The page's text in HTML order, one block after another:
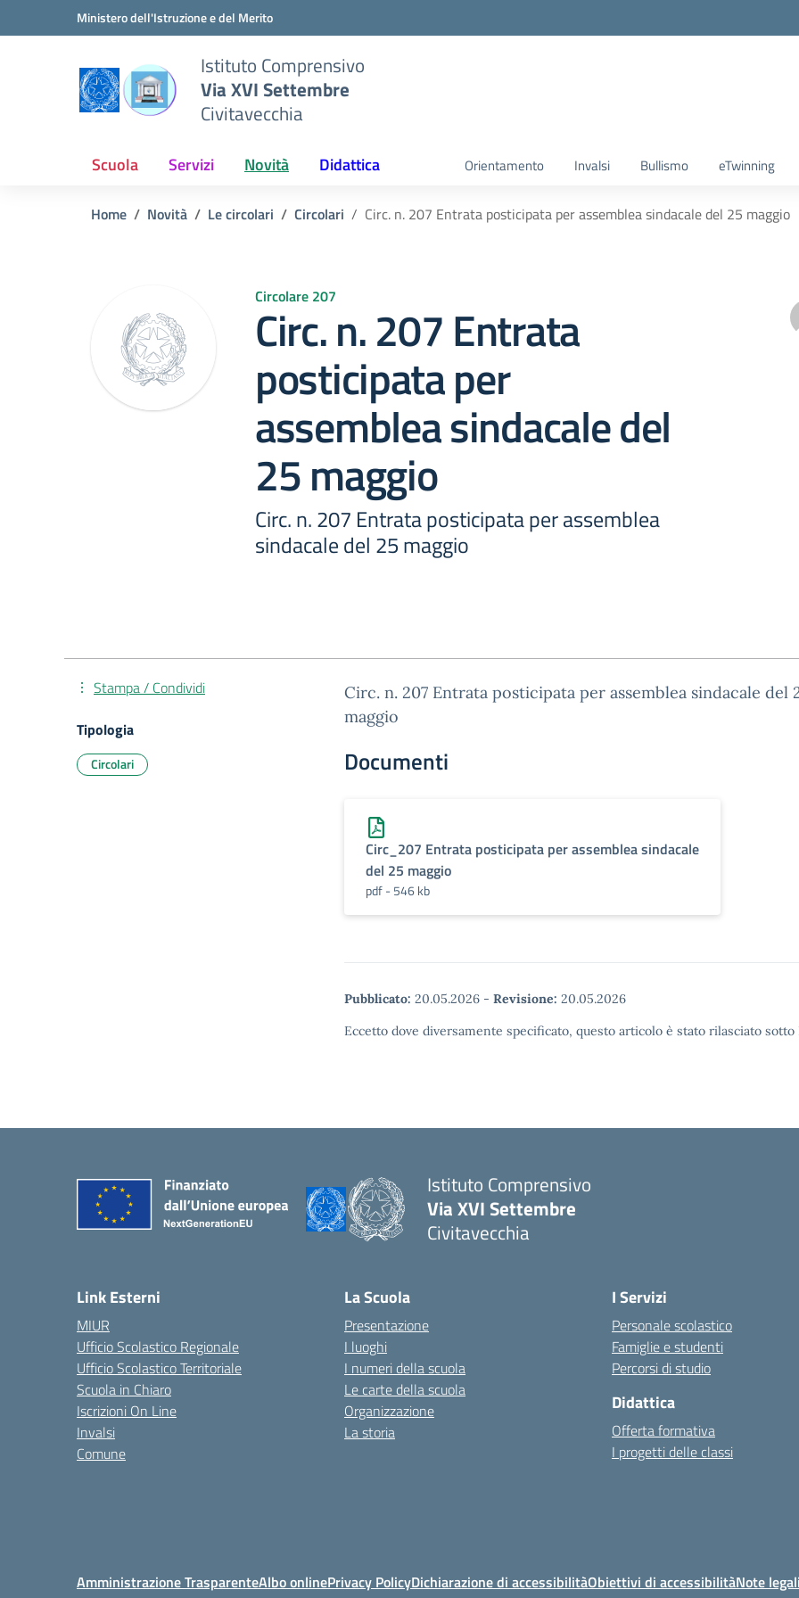
Vai ai contenuti
Vai al menu di navigazioneMinistero dell'Istruzione e del Merito
Istituto Comprensivo
Via XVI Settembre
Civitavecchia
Scuola Servizi Novità Didattica Orientamento Invalsi Bullismo eTwinning
Home Novità Le circolari Circolari Circ. n. 207 Entrata posticipata per assemblea sindacale del 25 maggio
Circolare 207
Circ. n. 207 Entrata
posticipata per
assemblea sindacale del
25 maggio
Circ. n. 207 Entrata posticipata per assemblea
sindacale del 25 maggio
Circ. n. 207 Entrata posticipata per assemblea sindacale del
maggio
Documenti
Circ_207 Entrata posticipata per assemblea sindacale
del 25 maggio
pdf - 546 kb
Pubblicato: 20.05.2026 - Revisione: 20.05.2026
Eccetto dove diversamente specificato, questo articolo è stato rilasciato
Stampa / Condividi
Tipologia
Circolari
Istituto Comprensivo
Via XVI Settembre
Civitavecchia
Link Esterni
MIUR
Ufficio Scolastico Regionale
Ufficio Scolastico Territoriale
Scuola in Chiaro
Iscrizioni On Line
Invalsi
Comune
La Scuola
Presentazione
I luoghi
I numeri della scuola
Le carte della scuola
Organizzazione
La storia
I Servizi
Personale scolastico
Famiglie e studenti
Percorsi di studio
Didattica
Offerta formativa
I progetti delle classi
Amministrazione TrasparenteAlbo onlinePrivacy PolicyDichiarazione di accessibilitàObiettivi di accessibilitàNote